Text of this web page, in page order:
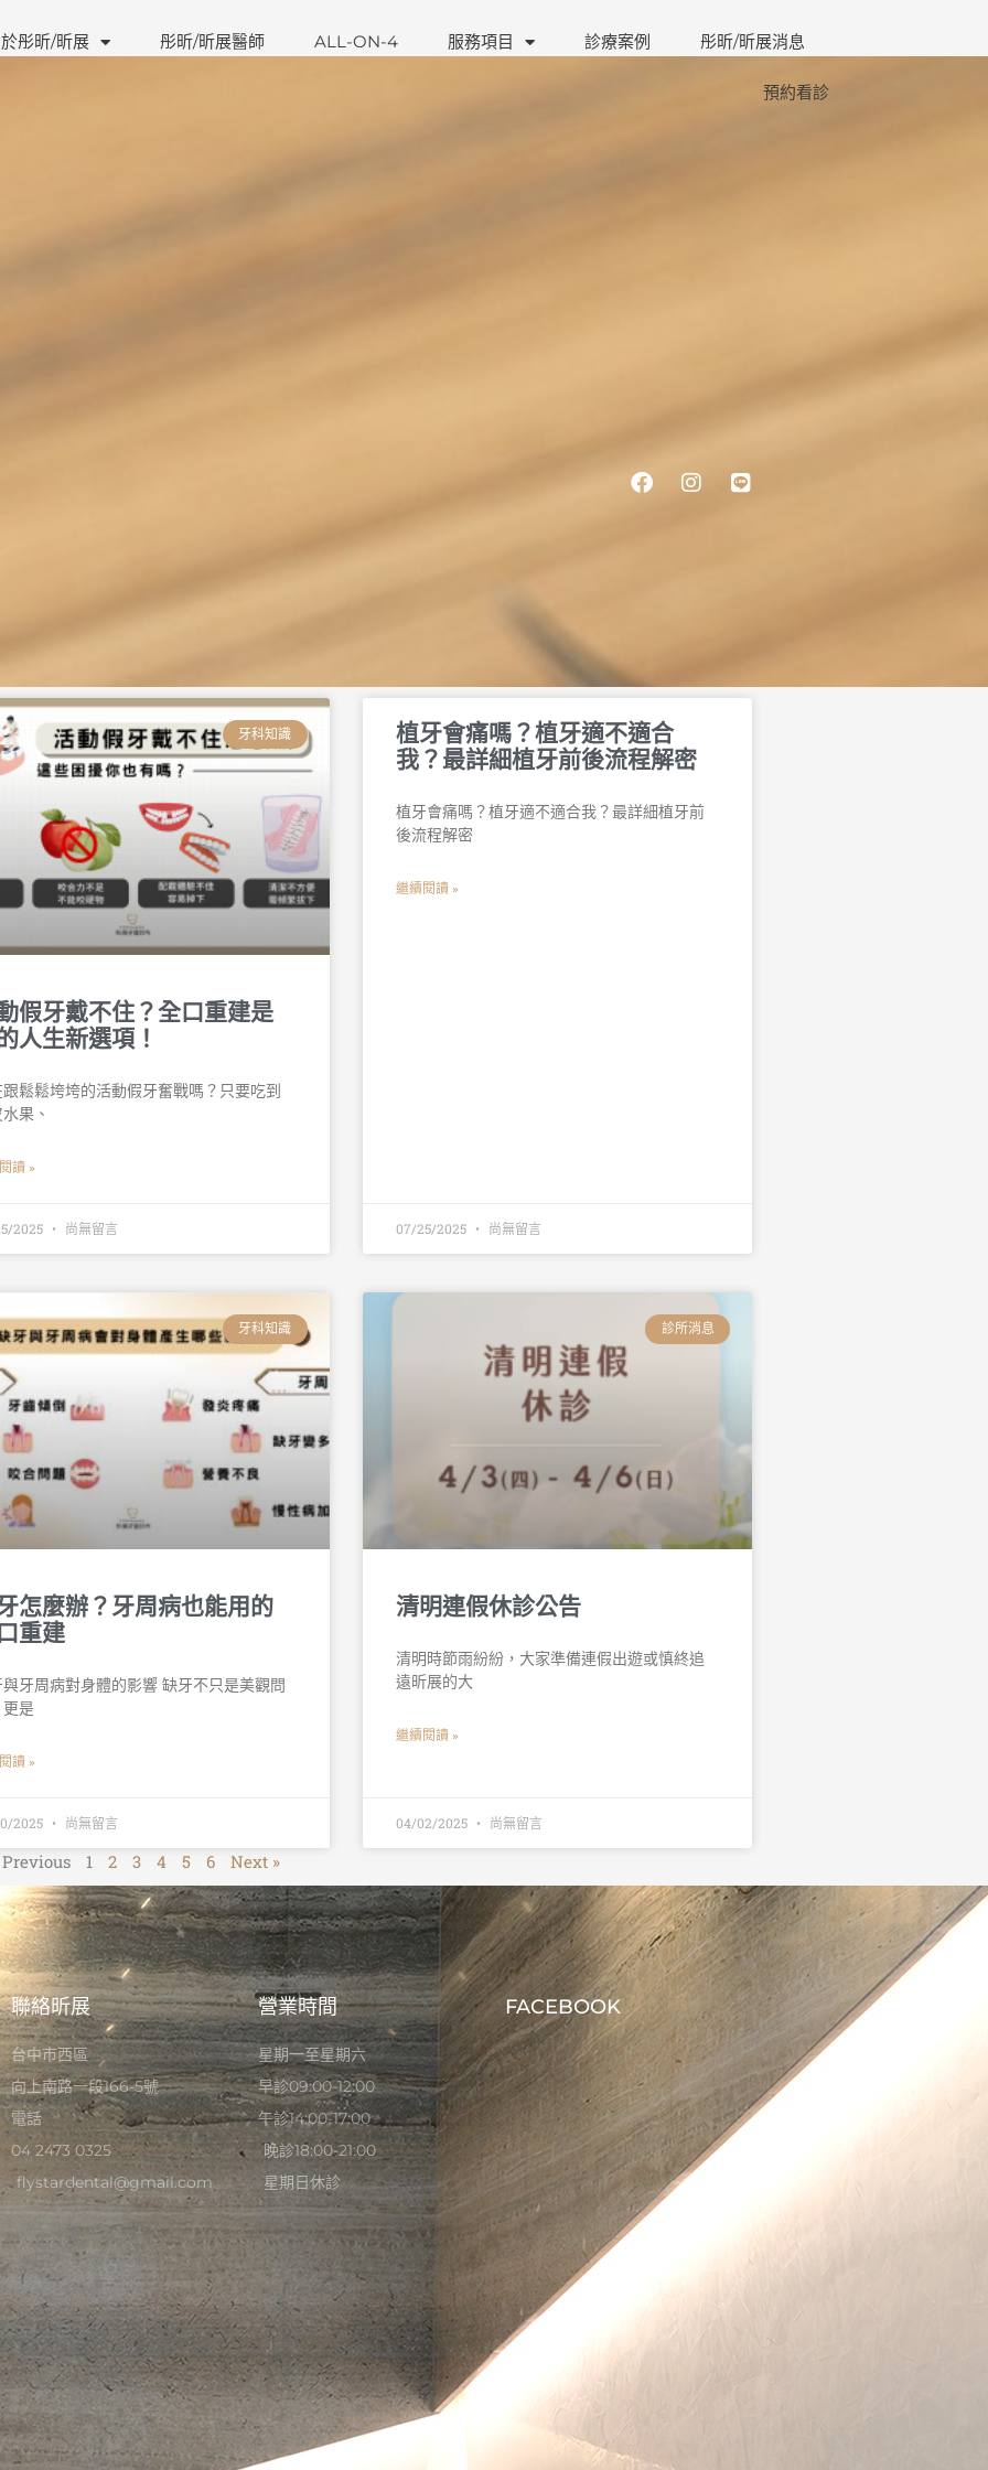
彤昕/昕展 彤昕/昕展醫師 ALL-ON-4 服務項目 診療案例 彤昕/昕展消息
預約看診
Facebook
Instagram
Line
牙科知識
假牙戴不住？全口重建是
人生新選項！
鬆鬆垮垮的活動假牙奮戰嗎？只要吃到
果、
讀 »
2025 尚無留言
植牙會痛嗎？植牙適不適合
我？最詳細植牙前後流程解密
植牙會痛嗎？植牙適不適合我？最詳細植牙前
後流程解密
繼續閱讀 »
07/25/2025 尚無留言
牙科知識
怎麼辦？牙周病也能用的
重建
牙周病對身體的影響 缺牙不只是美觀問
是
讀 »
2025 尚無留言
診所消息
清明連假休診公告
清明時節雨紛紛，大家準備連假出遊或慎終追
遠昕展的大
繼續閱讀 »
04/02/2025 尚無留言
Previous
頁
面
1
頁
面
2
頁
面
3
頁
面
4
頁
面
5
頁
面
6 Next »
聯絡昕展
台中市西區
向上南路一段166-5號
電話
04 2473 0325
flystardental@gmail.com
營業時間
星期一至星期六
早診09:00-12:00
午診14:00-17:00
晚診18:00-21:00
星期日休診
FACEBOOK